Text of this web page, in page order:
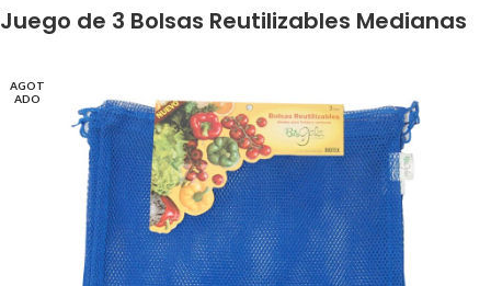
Juego de 3 Bolsas Reutilizables Medianas
AGOT
ADO